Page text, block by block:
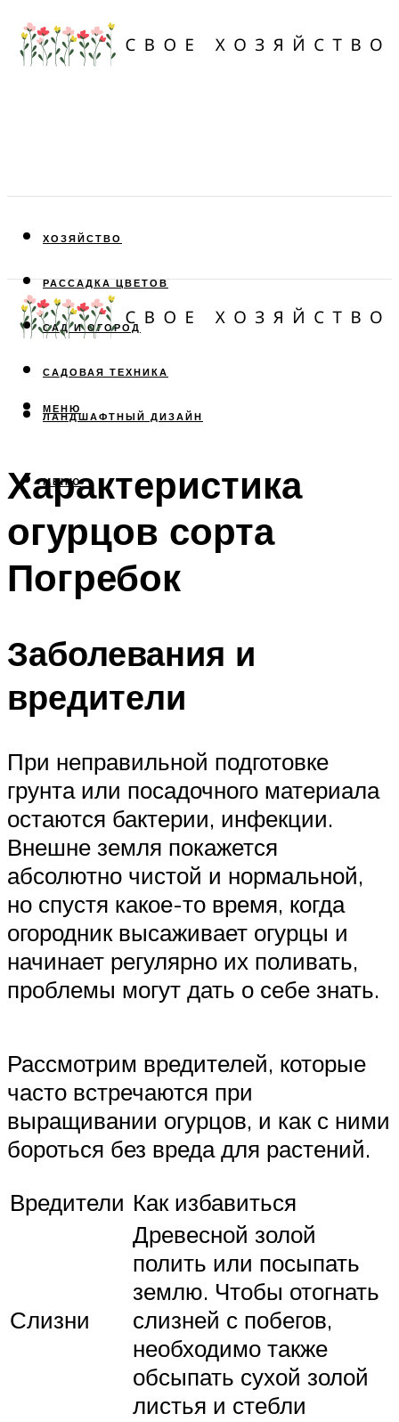
ХОЗЯЙСТВО
РАССАДКА ЦВЕТОВ
САД И ОГОРОД
САДОВАЯ ТЕХНИКА
ЛАНДШАФТНЫЙ ДИЗАЙН
МЕНЮ
МЕНЮ
Характеристика
огурцов сорта
Погребок
Заболевания и
вредители
При неправильной подготовке
грунта или посадочного материала
остаются бактерии, инфекции.
Внешне земля покажется
абсолютно чистой и нормальной,
но спустя какое-то время, когда
огородник высаживает огурцы и
начинает регулярно их поливать,
проблемы могут дать о себе знать.
Рассмотрим вредителей, которые
часто встречаются при
выращивании огурцов, и как с ними
бороться без вреда для растений.
Вредители Как избавиться
Слизни
Древесной золой
полить или посыпать
землю. Чтобы отогнать
слизней с побегов,
необходимо также
обсыпать сухой золой
листья и стебли